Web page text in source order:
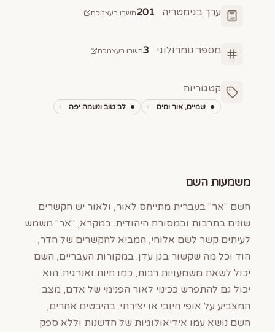
ערך בגימטריה 201חשבו בעצמכם
מספר נומרולוגי 3חשבו בעצמכם
קטגוריות
שמיים, אור ומים לב טוב ונשמה יפה
משמעות השם
השם "אר" בעברית מתייחס לאור, ולאור יש הקשרים
שונים בתרבות ובמסורת היהודית. במקרא, "אר" משמש
לעיתים קשר לשם אלוהי, המביא להקשרים של הדר,
הוד וכל מה שקשור בגן עדן. במקורות העבריים, השם
יכול לשאת משמעויות רבות, כמו חיות ואנרגיה. הוא
יכול גם להתפרש ככינוי לאור הפנימי של אדם, מצב
המצביע על אופי חיובי או יצירתי. בהיבטים אחרים,
השם נושא עמו אידיאולוגיות של חדשנות וללא ספק